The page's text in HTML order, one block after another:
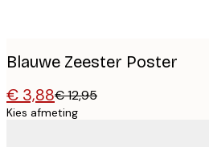
Blauwe Zeester Poster
€ 3,88€ 12,95
Kies afmeting